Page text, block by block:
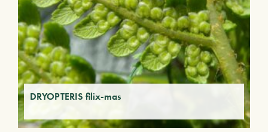
DRYOPTERIS filix-mas